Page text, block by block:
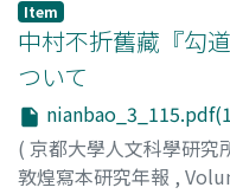
Item
中村不折舊藏『勾
ついて
( 京都大學人文科學研究
敦煌寫本研究年報 ,